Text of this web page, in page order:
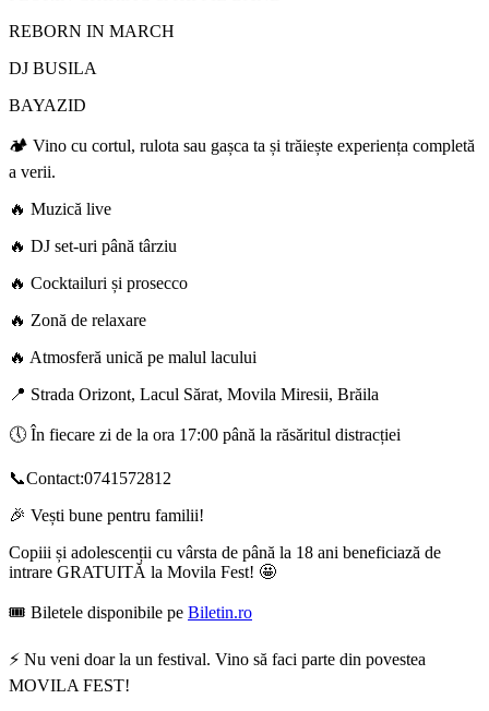
REBORN IN MARCH
DJ BUSILA
BAYAZID
🏕️ Vino cu cortul, rulota sau gașca ta și trăiește experiența completă
a verii.
🔥 Muzică live
🔥 DJ set-uri până târziu
🔥 Cocktailuri și prosecco
🔥 Zonă de relaxare
🔥 Atmosferă unică pe malul lacului
📍 Strada Orizont, Lacul Sărat, Movila Miresii, Brăila
🕔 În fiecare zi de la ora 17:00 până la răsăritul distracției
📞Contact:0741572812
🎉 Vești bune pentru familii!
Copiii și adolescenții cu vârsta de până la 18 ani beneficiază de
intrare GRATUITĂ la Movila Fest! 🤩
🎟️ Biletele disponibile pe Biletin.ro
⚡ Nu veni doar la un festival. Vino să faci parte din povestea
MOVILA FEST!